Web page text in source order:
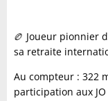
🏉 Joueur pionnier
sa retraite
Au compteur : 322
participation aux